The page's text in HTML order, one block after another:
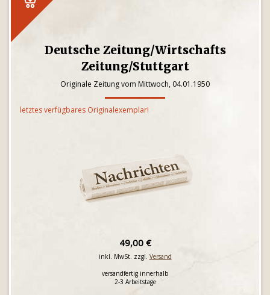
Deutsche Zeitung/Wirtschafts
Zeitung/Stuttgart
Originale Zeitung vom Mittwoch, 04.01.1950
letztes verfügbares Originalexemplar!
49,00 €
inkl. MwSt. zzgl. Versand
versandfertig innerhalb
2-3 Arbeitstage